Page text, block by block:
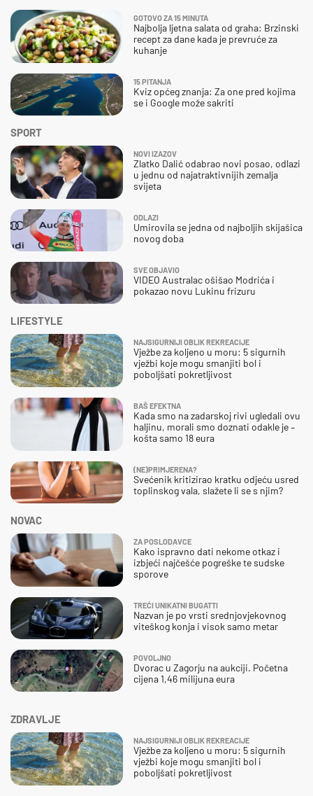
ZDRAVLJE
NAJSIGURNIJI OBLIK REKREACIJE
Vježbe za koljeno u moru: 5 sigurnih
vježbi koje mogu smanjiti bol i
poboljšati pokretljivost
SPORT
NOVI IZAZOV
Zlatko Dalić odabrao novi posao, odlazi
u jednu od najatraktivnijih zemalja
svijeta
ODLAZI
Umirovila se jedna od najboljih skijašica
novog doba
SVE OBJAVIO
VIDEO Australac ošišao Modrića i
pokazao novu Lukinu frizuru
GOTOVO ZA 15 MINUTA
Najbolja ljetna salata od graha: Brzinski
recept za dane kada je prevruće za
kuhanje
15 PITANJA
Kviz općeg znanja: Za one pred kojima
se i Google može sakriti
NOVAC
ZA POSLODAVCE
Kako ispravno dati nekome otkaz i
izbjeći najčešće pogreške te sudske
sporove
TREĆI UNIKATNI BUGATTI
Nazvan je po vrsti srednjovjekovnog
viteškog konja i visok samo metar
POVOLJNO
Dvorac u Zagorju na aukciji. Početna
cijena 1,46 milijuna eura
LIFESTYLE
NAJSIGURNIJI OBLIK REKREACIJE
Vježbe za koljeno u moru: 5 sigurnih
vježbi koje mogu smanjiti bol i
poboljšati pokretljivost
BAŠ EFEKTNA
Kada smo na zadarskoj rivi ugledali ovu
haljinu, morali smo doznati odakle je –
košta samo 18 eura
(NE)PRIMJERENA?
Svećenik kritizirao kratku odjeću usred
toplinskog vala, slažete li se s njim?